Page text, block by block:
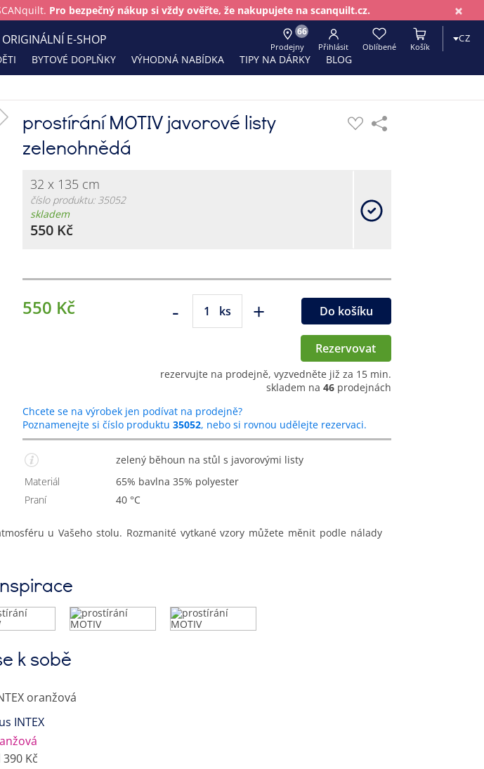
×
Pro bezpečný nákup si vždy ověřte, že nakupujete na scanquilt.cz.
BYTOVÉ DOPLŇKY VÝHODNÁ NABÍDKA TIPY NA DÁRKY BLOG
66
Prodejny Přihlásit Oblíbené Košík
CZ
ORIGINÁLNÍ E-SHOP
prostírání MOTIV javorové listy
zelenohnědá
32 x 135 cm
číslo produktu: 35052
skladem
550 Kč
550 Kč - ks + Do košíku
Rezervovat
rezervujte na prodejně, vyzvedněte již za 15 min.
skladem na 46 prodejnách
Chcete se na výrobek jen podívat na prodejně?
Poznamenejte si číslo produktu 35052, nebo si rovnou udělejte rezervaci.
zelený běhoun na stůl s javorovými listy
Materiál
65% bavlna 35% polyester
Praní
40 °C
u Vašeho stolu. Rozmanité vytkané vzory můžete měnit podle nálady
k sobě
INTEX
Kč